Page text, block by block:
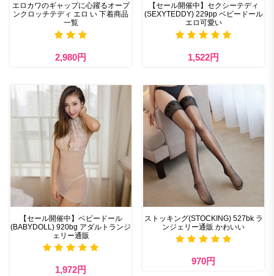
エロカワのギャップに心躍るオープ
ンクロッチテディ エロ い 下着商品
一覧
2,980円
【セール開催中】セクシーテディ
(SEXYTEDDY) 229pp ベビードール
エロ可愛い
1,522円
【セール開催中】ベビードール
(BABYDOLL) 920bg アダルトランジ
ェリー通販
1,972円
ストッキング(STOCKING) 527bk ラ
ンジェリー通販 かわいい
970円